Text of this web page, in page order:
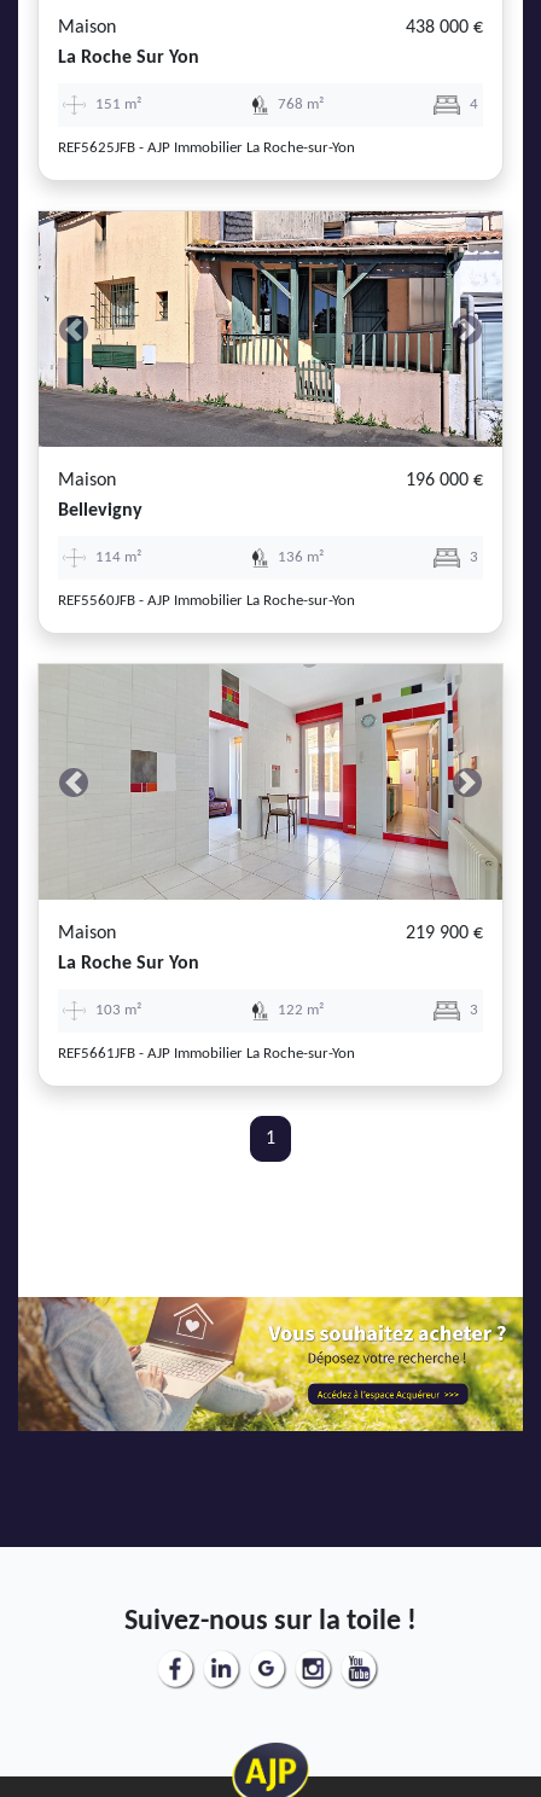
Maison
438 000 €
La Roche Sur Yon
151 m² 768 m² 4
REF5625JFB - AJP Immobilier La Roche-sur-Yon
Previous Next
Maison
196 000 €
Bellevigny
114 m² 136 m² 3
REF5560JFB - AJP Immobilier La Roche-sur-Yon
Previous Next
Maison
219 900 €
La Roche Sur Yon
103 m² 122 m² 3
REF5661JFB - AJP Immobilier La Roche-sur-Yon
1
Suivez-nous sur la toile !